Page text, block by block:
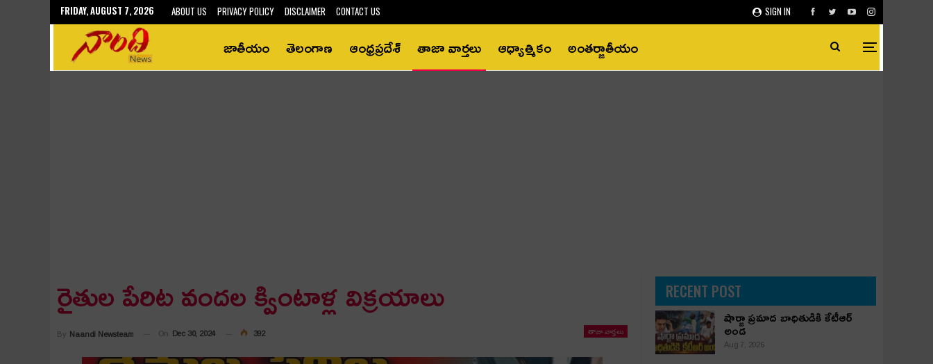
SIGN IN
FRIDAY, AUGUST 7, 2026 ABOUT US PRIVACY POLICY DISCLAIMER CONTACT US
జాతీయం తెలంగాణ ఆంధ్రప్రదేశ్‌ తాజా వార్తలు ఆధ్యాత్మికం అంతర్జాతీయం
రైతుల పేరిట వంద‌ల క్వింటాళ్ల విక్ర‌యాలు
తాజా వార్తలు
By Naandi Newsteam On Dec 30, 2024 392
RECENT POST
షార్జా ప్రమాద బాధితుడికి కేటీఆర్
అండ
Aug 7, 2026